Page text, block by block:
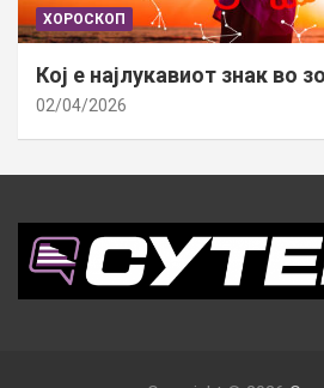
ХОРОСКОП
Кој е најлукавиот знак во
02/04/2026